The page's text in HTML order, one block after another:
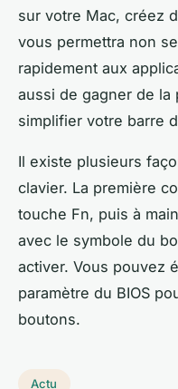
sur votre Mac, créez
vous permettra non
rapidement aux
aussi de gagner de la
simplifier votre barre
Il existe plusieurs
clavier. La première
touche Fn, puis à
avec le symbole du
activer. Vous pouvez
paramètre du BIOS
boutons.
Actu